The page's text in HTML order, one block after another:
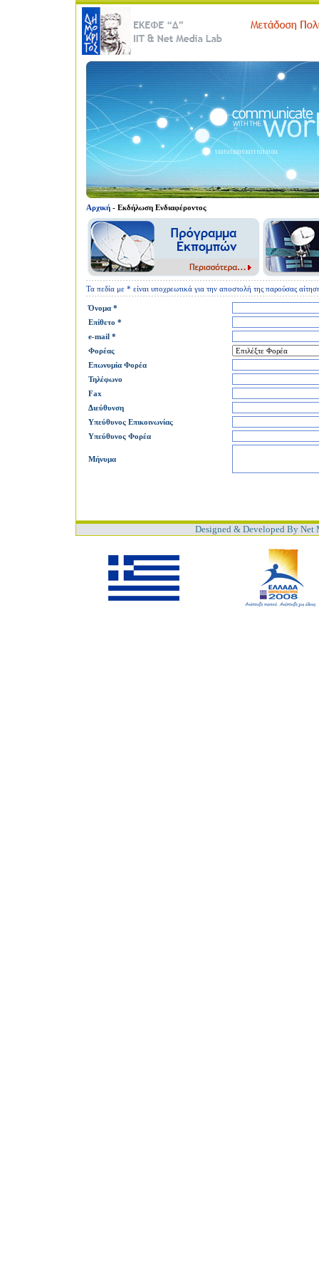
Αρχική- Εκδήλωση Ενδιαφέροντος
Τα πεδία με * είναι υποχρεωτικά για την αποστολή της παρούσας
Όνομα *
Επίθετο *
e-mail *
Φορέας
Επωνυμία Φορέα
Τηλέφωνο
Fax
Διεύθυνση
Υπεύθυνος Επικοινωνίας
Υπεύθυνος Φορέα
Μήνυμα
Designed & Developed By Net